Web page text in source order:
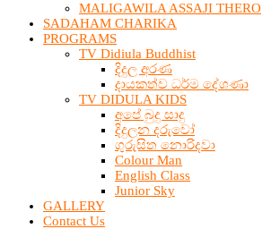
MALIGAWILA ASSAJI THERO
SADAHAM CHARIKA
PROGRAMS
TV Didiula Buddhist
දිදුල අරණ
දායකත්ව ධර්ම දේශණා
TV DIDULA KIDS
අපේ බුදු සාදු
දිදුලන දරුවෝ
ගුරුසිත නොරිදවා
Colour Man
English Class
Junior Sky
GALLERY
Contact Us